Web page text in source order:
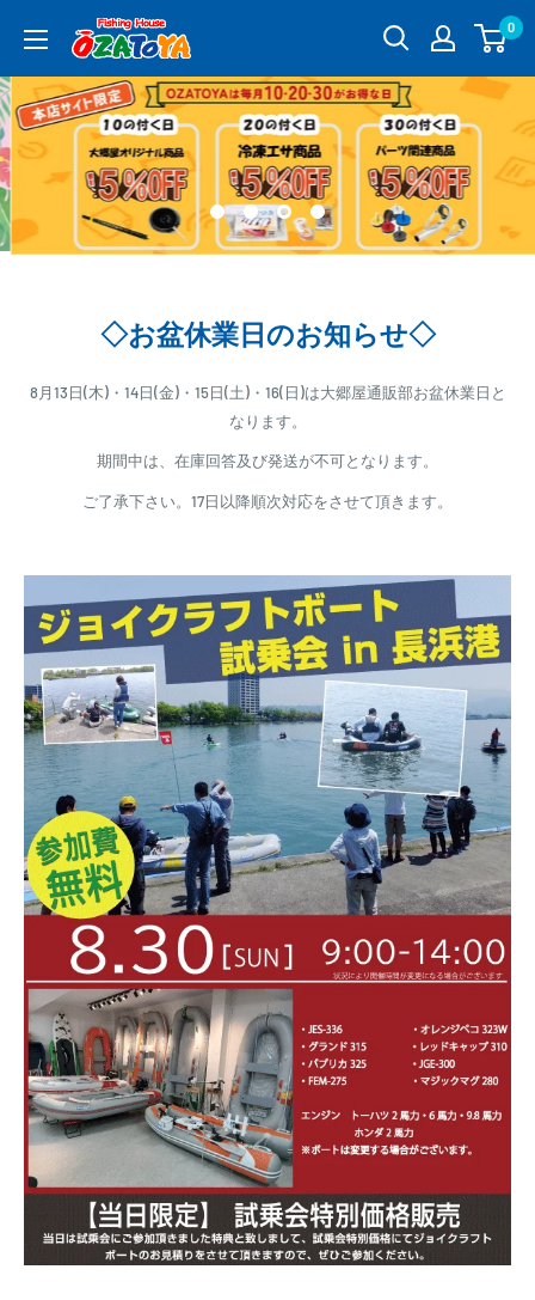
ン
ツ
に
ス
キ
ッ
釣
具
通
販
OZATOYA
0
◇お盆休業日のお知らせ◇
8月13日(木)・14日(金)・15日(土)・16(日)は大郷屋通販部お盆休業日と
なります。
期間中は、在庫回答及び発送が不可となります。
ご了承下さい。17日以降順次対応をさせて頂きます。